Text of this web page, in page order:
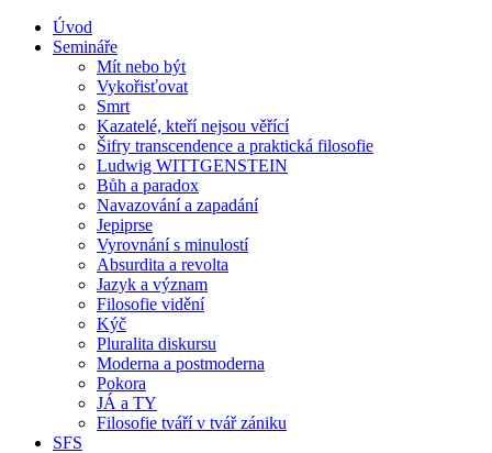
Úvod
Semináře
Mít nebo být
Vykořisťovat
Smrt
Kazatelé, kteří nejsou věřící
Šifry transcendence a praktická filosofie
Ludwig WITTGENSTEIN
Bůh a paradox
Navazování a zapadání
Jepiprse
Vyrovnání s minulostí
Absurdita a revolta
Jazyk a význam
Filosofie vidění
Kýč
Pluralita diskursu
Moderna a postmoderna
Pokora
JÁ a TY
Filosofie tváří v tvář zániku
SFS